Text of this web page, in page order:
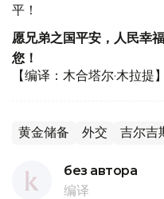
平！
愿兄弟之国平安，人民幸
您！
【编译：木合塔尔·木拉提】
黄金储备 外交 吉尔吉
без автора
编译